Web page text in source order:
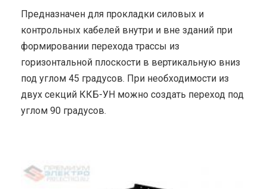
Предназначен для прокладки силовых и
контрольных кабелей внутри и вне зданий при
формировании перехода трассы из
горизонтальной плоскости в вертикальную вниз
под углом 45 градусов. При необходимости из
двух секций ККБ-УН можно создать переход под
углом 90 градусов.